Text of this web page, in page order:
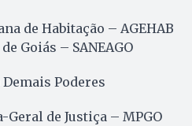
de Habitação – AGEHAB
Goiás – SANEAGO
Poderes
de Justiça – MPGO